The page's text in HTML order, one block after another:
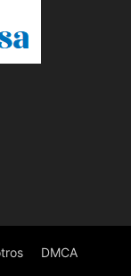
DMCA